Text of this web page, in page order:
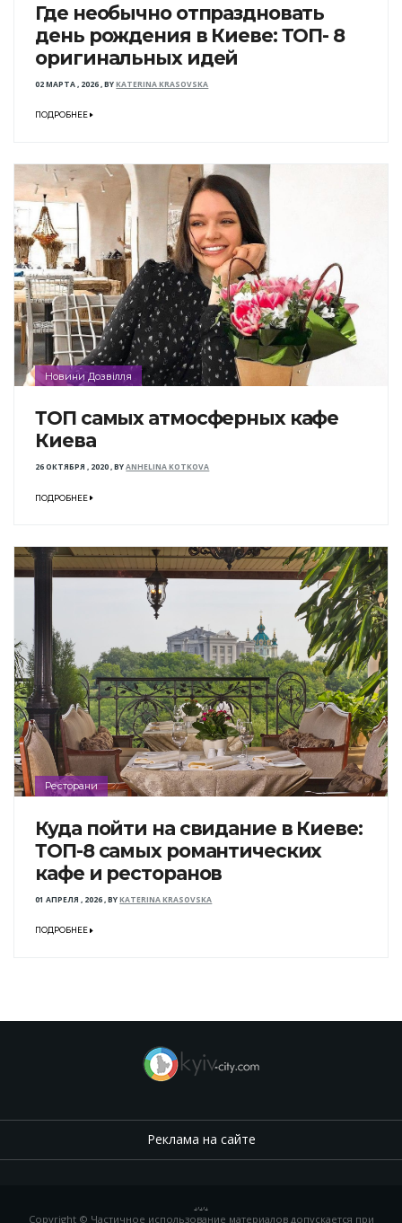
Где необычно отпраздновать
день рождения в Киеве: ТОП- 8
оригинальных идей
02 МАРТА , 2026,BYKATERINA KRASOVSKA
ПОДРОБНЕЕ
Новини Дозвілля
ТОП самых атмосферных кафе
Киева
26 ОКТЯБРЯ , 2020,BYANHELINA KOTKOVA
ПОДРОБНЕЕ
Ресторани
Куда пойти на свидание в Киеве:
ТОП-8 самых романтических
кафе и ресторанов
01 АПРЕЛЯ , 2026,BYKATERINA KRASOVSKA
ПОДРОБНЕЕ
Реклама на сайте
.,.,.
Copyright © Частичное использование материалов допускается при